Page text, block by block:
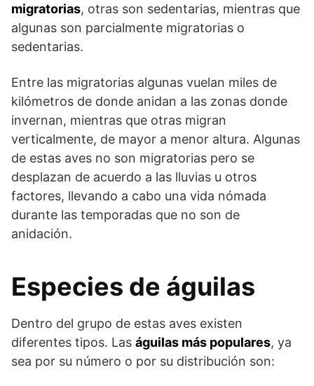
migratorias, otras son sedentarias, mientras que
algunas son parcialmente migratorias o
sedentarias.
Entre las migratorias algunas vuelan miles de
kilómetros de donde anidan a las zonas donde
invernan, mientras que otras migran
verticalmente, de mayor a menor altura. Algunas
de estas aves no son migratorias pero se
desplazan de acuerdo a las lluvias u otros
factores, llevando a cabo una vida nómada
durante las temporadas que no son de
anidación.
Especies de águilas
Dentro del grupo de estas aves existen
diferentes tipos. Las águilas más populares, ya
sea por su número o por su distribución son: